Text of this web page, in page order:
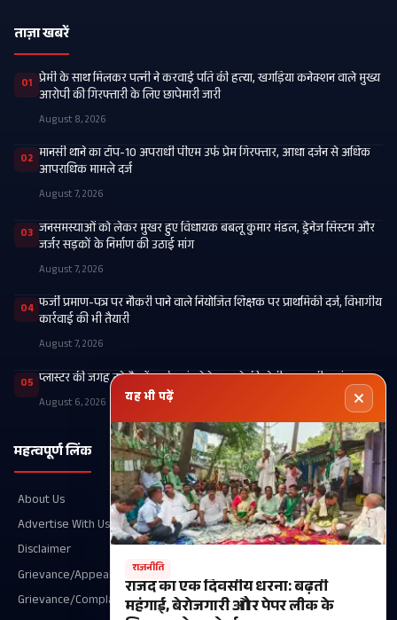
ताज़ा खबरें
01 प्रेमी के साथ मिलकर पत्नी ने करवाई पति की हत्या, खगड़िया कनेक्शन वाले मुख्य
आरोपी की गिरफ्तारी के लिए छापेमारी जारी
August 8, 2026
02 मानसी थाने का टॉप-10 अपराधी पीएम उर्फ प्रेम गिरफ्तार, आधा दर्जन से अधिक
आपराधिक मामले दर्ज
August 7, 2026
03 जनसमस्याओं को लेकर मुखर हुए विधायक बबलू कुमार मंडल, ड्रेनेज सिस्टम और
जर्जर सड़कों के निर्माण की उठाई मांग
August 7, 2026
04 फर्जी प्रमाण-पत्र पर नौकरी पाने वाले नियोजित शिक्षक पर प्राथमिकी दर्ज, विभागीय
कार्रवाई की भी तैयारी
August 7, 2026
05 प्लास्टर की जगह टूटे पैर में कार्टन बांधने के मामले की होगी उच्चस्तरीय जांच
August 6, 2026
महत्वपूर्ण लिंक
About Us
Advertise With Us
Disclaimer
Grievance/Appeal Details
Grievance/Complaint
श्रेणियाँ
Recent
खगड़िया
परबत्ता
राजनीति
यह भी पढ़ें
राजनीति
राजद का एक दिवसीय धरना: बढ़ती
महंगाई, बेरोजगारी और पेपर लीक के